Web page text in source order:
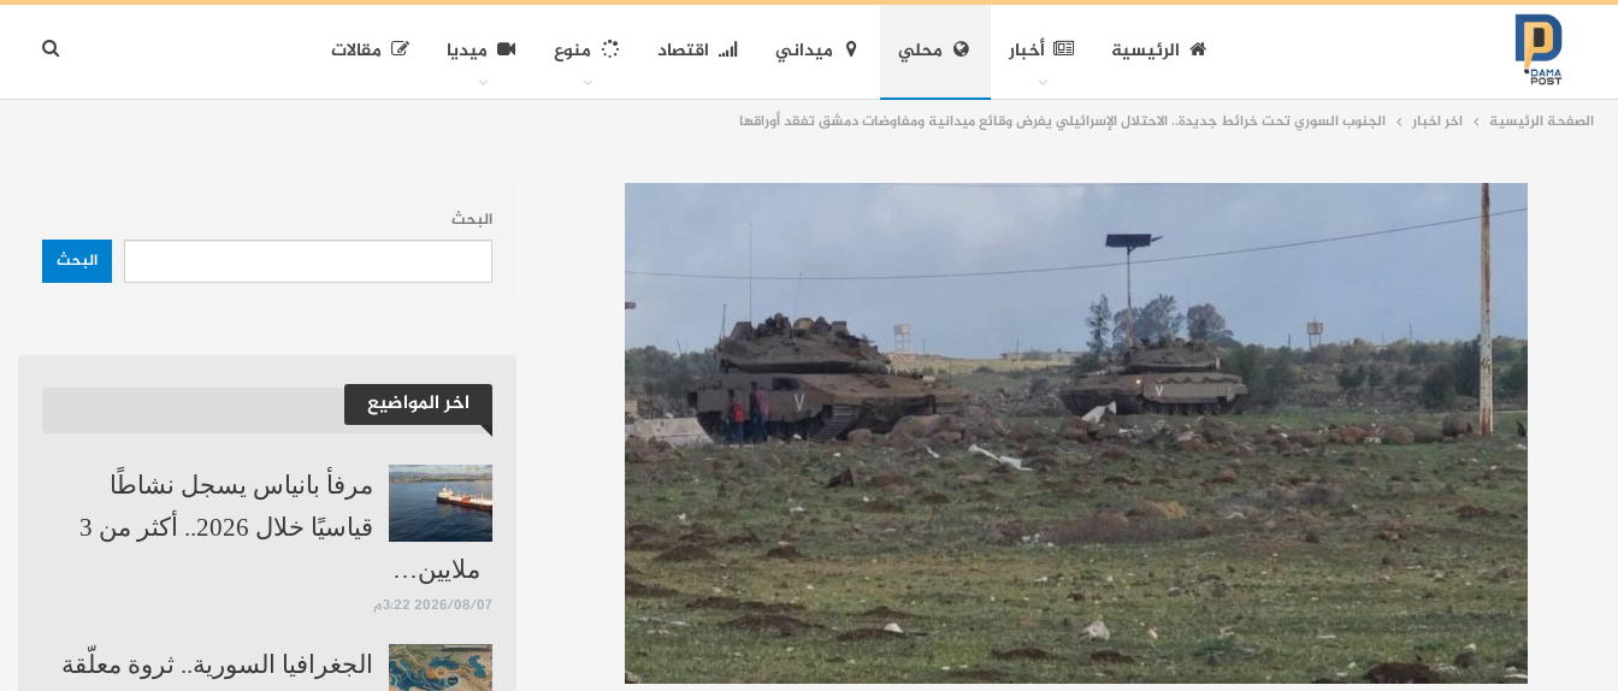
الرئيسية أخبار محلي ميداني اقتصاد منوع ميديا مقالات
الصفحة الرئيسية اخر اخبار الجنوب السوري تحت خرائط جديدة.. الاحتلال الإسرائيلي يفرض وقائع ميدانية ومفاوضات دمشق تفقد أوراقها
البحث
البحث
اخر المواضيع
مرفأ بانياس يسجل نشاطًا
قياسيًا خلال 2026.. أكثر من 3
ملايين…
2026/08/07 3:22م
الجغرافيا السورية.. ثروة معلّقة